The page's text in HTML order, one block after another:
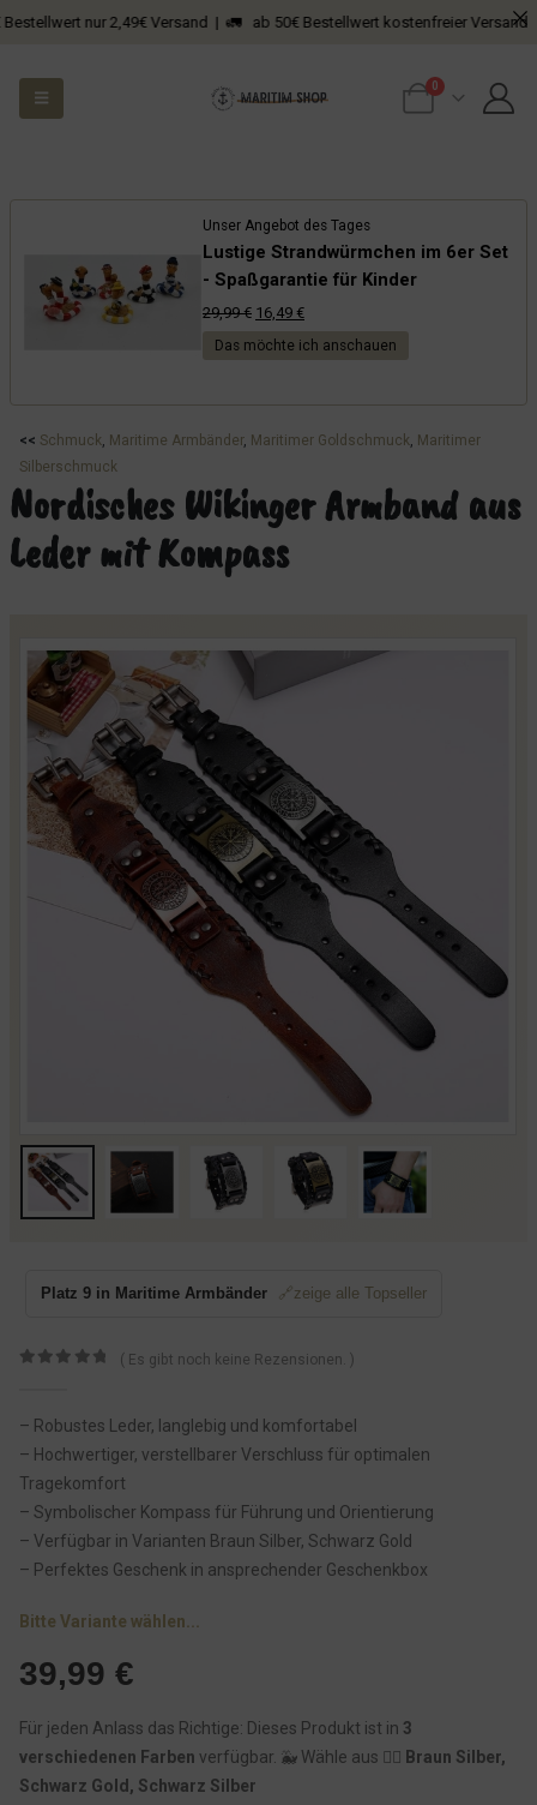
nur 2,49€ Versand | 🚛 ab 50€ Bestellwert kostenfreier Versand
0
Unser Angebot des Tages
Lustige Strandwürmchen im 6er Set
- Spaßgarantie für Kinder
29,99€ Ursprünglicher
Preis
16,49 €Aktueller
Preis
Das möchte ich anschauen
<< Schmuck, Maritime Armbänder, Maritimer Goldschmuck, Maritimer
Silberschmuck
Nordisches Wikinger Armband aus
Leder mit Kompass
Platz 9 in Maritime Armbänder 🔗zeige alle Topseller
( Es gibt noch keine Rezensionen. )
– Robustes Leder, langlebig und komfortabel
– Hochwertiger, verstellbarer Verschluss für optimalen
Tragekomfort
– Symbolischer Kompass für Führung und Orientierung
– Verfügbar in Varianten Braun Silber, Schwarz Gold
– Perfektes Geschenk in ansprechender Geschenkbox
Bitte Variante wählen...
39,99 €
Für jeden Anlass das Richtige: Dieses Produkt ist in 3
verschiedenen Farben verfügbar. 🐳 Wähle aus 👉🏾 Braun Silber,
Schwarz Gold, Schwarz Silber